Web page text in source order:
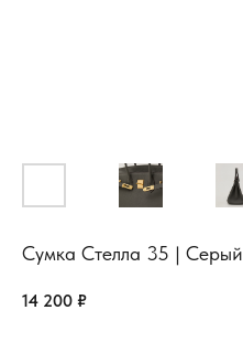
Сумка Стелла 35 | Серый
14 200 ₽